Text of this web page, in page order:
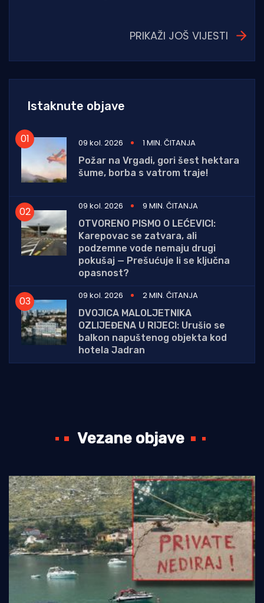
PRIKAŽI JOŠ VIJESTI
Istaknute objave
09 kol. 2026
1 MIN. ČITANJA
Požar na Vrgadi, gori šest hektara
šume, borba s vatrom traje!
09 kol. 2026
9 MIN. ČITANJA
OTVORENO PISMO O LEĆEVICI:
Karepovac se zatvara, ali
podzemne vode nemaju drugi
pokušaj — Prešućuje li se ključna
opasnost?
09 kol. 2026
2 MIN. ČITANJA
DVOJICA MALOLJETNIKA
OZLIJEĐENA U RIJECI: Urušio se
balkon napuštenog objekta kod
hotela Jadran
Vezane objave